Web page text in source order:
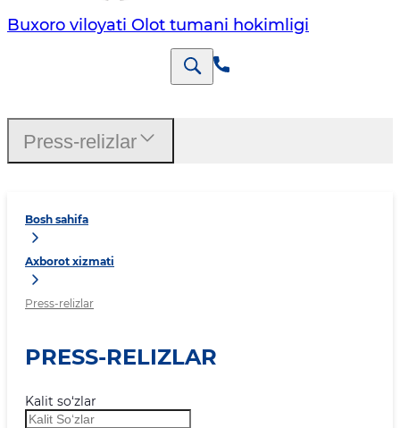
Buxoro viloyati Olot tumani hokimligi
Bosh sahifa
Axborot xizmati
Press-relizlar
PRESS-RELIZLAR
Kalit so‘zlar
Press-relizlar